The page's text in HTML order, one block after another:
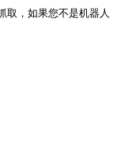
果您不是机器人，